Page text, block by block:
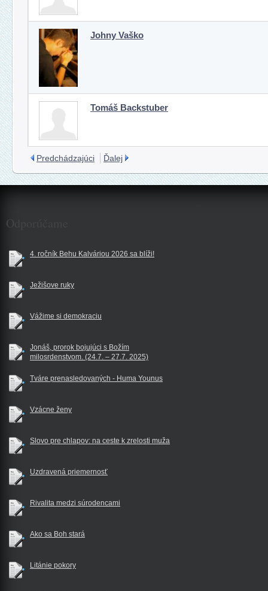
Johny Vaško
Tomáš Backstuber
Predchádzajúci Ďalej
Odporúčame
4. ročník Behu Kalváriou 2026 sa blíži!
Ježišove ruky
Vážime si demokraciu
Jonáš, prorok bojujúci s Božím
milosrdenstvom. (24.7. – 27.7. 2025)
Tváre prenasledovaných - Huma Younus
Vzácne ženy
Slovo pre chlapov: na ceste k zrelosti muža
Uzdravená priemernosť
Rivalita medzi súrodencami
Ako sa Boh stará
Litánie pokory